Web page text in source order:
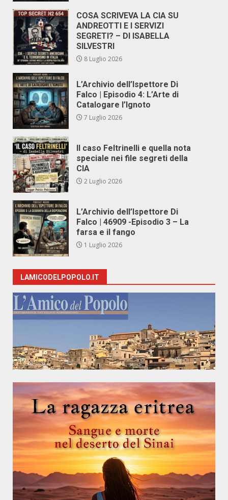
COSA SCRIVEVA LA CIA SU
ANDREOTTI E I SERVIZI
SEGRETI? – DI ISABELLA
SILVESTRI
8 Luglio 2026
L’Archivio dell’Ispettore Di
Falco | Episodio 4: L’Arte di
Catalogare l’Ignoto
7 Luglio 2026
Il caso Feltrinelli e quella nota
speciale nei file segreti della
CIA
2 Luglio 2026
L’Archivio dell’Ispettore Di
Falco | 46909 -Episodio 3 – La
farsa e il fango
1 Luglio 2026
LAMICODELPOPOLO.IT